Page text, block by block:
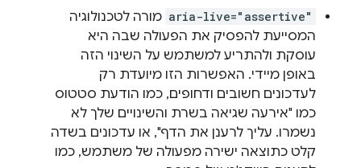
aria-live="assertive" מורה לטכנולוגיה
המסייעת להפסיק את הפעולה שבה היא
עוסקת ולהתריע למשתמש על השינוי הזה
באופן מיידי. האפשרות הזו מיועדת רק
לעדכונים חשובים ודחופים, כמו הודעת סטטוס
כמו "אירעה שגיאה בשרת והשינויים שלך לא
נשמרו. עליך לרענן את הדף", או עדכונים בשדה
קלט כתוצאה ישירה מפעולה של משתמש, כמו